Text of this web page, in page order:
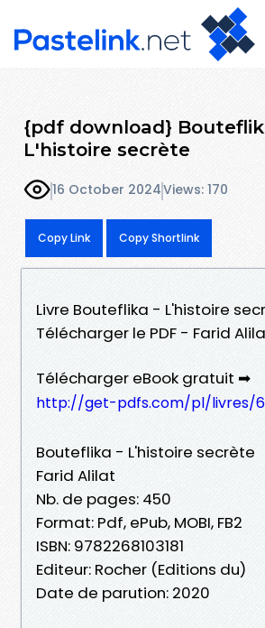
{pdf download}
L'histoire secrète
16 October 2024Views: 170
Copy Link Copy Shortlink
Livre Bouteflika - L'histoire
Télécharger le PDF - Farid
Télécharger eBook gratuit ➡
http://get-pdfs.com/pl/livres/
Bouteflika - L'histoire secrète
Farid Alilat
Nb. de pages: 450
Format: Pdf, ePub, MOBI, FB2
ISBN: 9782268103181
Editeur: Rocher (Editions du)
Date de parution: 2020